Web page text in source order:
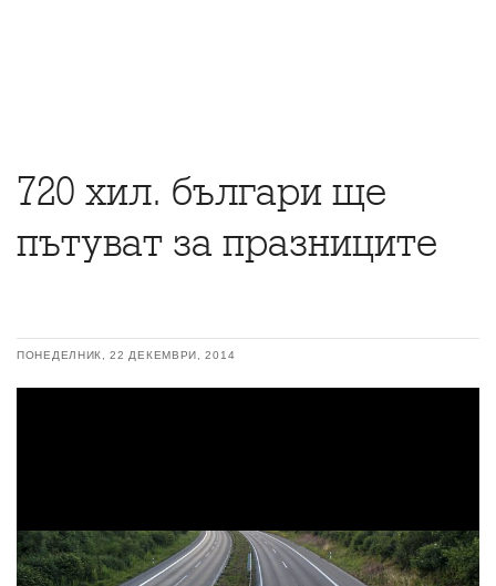
720 хил. българи ще
пътуват за празниците
ПОНЕДЕЛНИК, 22 ДЕКЕМВРИ, 2014